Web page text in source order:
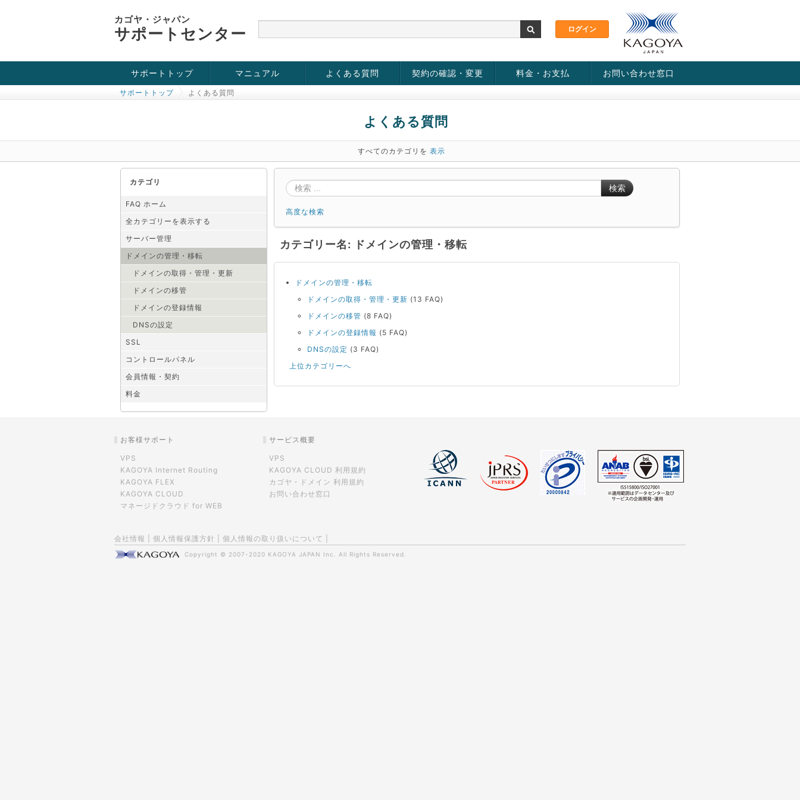
カゴヤ・ジャパン
サポートセンター
サポートトップ
お役立ち情報
チュートリアル
障害・メンテナンス情報
マニュアル よくある質問 契約の確認・変更 料金・お支払 お問い合わせ窓口
サポートトップ よくある質問
よくある質問
すべてのカテゴリを 表示
カテゴリ
FAQ ホーム
全カテゴリーを表示する
サーバー管理
ドメインの管理・移転
ドメインの取得・管理・更新
ドメインの移管
ドメインの登録情報
DNSの設定
SSL
コントロールパネル
会員情報・契約
料金
検索
高度な検索
カテゴリー名: ドメインの管理・移転
ドメインの管理・移転
ドメインの取得・管理・更新 (13 FAQ)
ドメインの移管 (8 FAQ)
ドメインの登録情報 (5 FAQ)
DNSの設定 (3 FAQ)
上位カテゴリーへ
お客様サポート
VPS
KAGOYA Internet Routing
KAGOYA FLEX
KAGOYA CLOUD
マネージドクラウド for WEB
サービス概要
VPS
KAGOYA CLOUD 利用規約
カゴヤ・ドメイン 利用規約
お問い合わせ窓口
会社情報 個人情報保護方針 個人情報の取り扱いについて
Copyright © 2007-2020 KAGOYA JAPAN Inc. All Rights Reserved.